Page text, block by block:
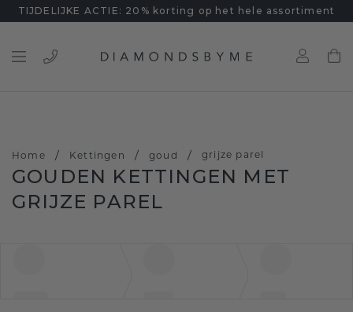
TIJDELIJKE ACTIE: 20% korting op het hele assortiment
Home / Kettingen / goud / grijze parel
GOUDEN KETTINGEN MET
GRIJZE PAREL